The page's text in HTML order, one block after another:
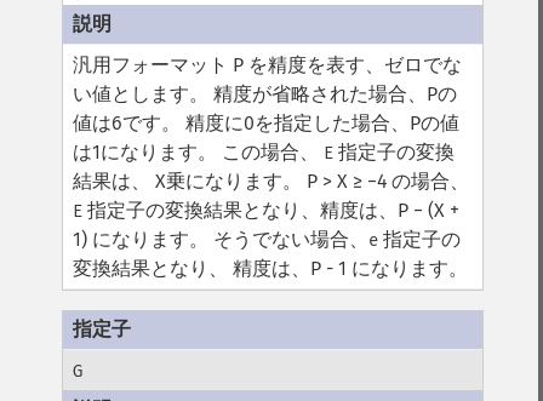
汎用フォーマット P を精度を表す、ゼロでな
い値とします。 精度が省略された場合、Pの
値は6です。 精度に0を指定した場合、Pの値
は1になります。 この場合、 E 指定子の変換
結果は、 X乗になります。 P > X ≥ −4 の場合、
E 指定子の変換結果となり、精度は、P − (X +
1) になります。 そうでない場合、 e 指定子の
変換結果となり、 精度は、P - 1 になります。
G